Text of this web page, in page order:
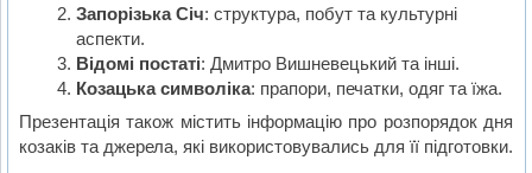
Запорізька Січ: структура, побут та культурні
аспекти.
Відомі постаті: Дмитро Вишневецький та інші.
Козацька символіка: прапори, печатки, одяг та їжа.
Презентація також містить інформацію про розпорядок дня
козаків та джерела, які використовувались для її підготовки.